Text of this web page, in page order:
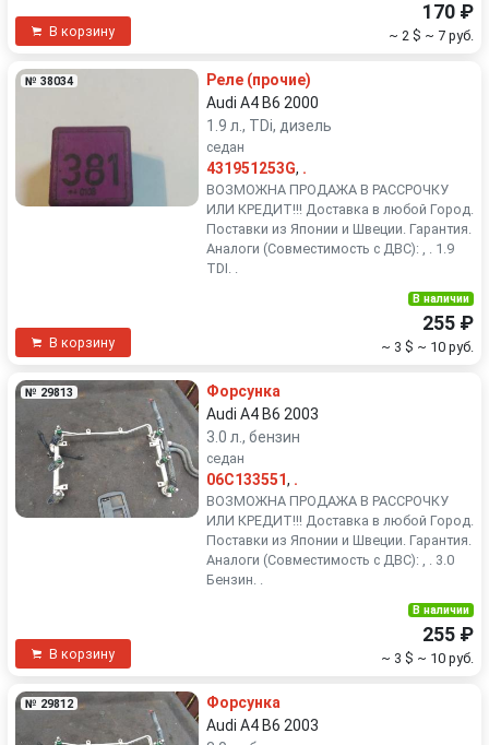
В корзину
170 ₽
~ 2 $ ~ 7 руб.
№ 38034
Реле (прочие)
Audi A4 B6 2000
1.9 л., TDi, дизель
седан
431951253G, .
ВОЗМОЖНА ПРОДАЖА В РАССРОЧКУ
ИЛИ КРЕДИТ!!! Доставка в любой Город.
Поставки из Японии и Швеции. Гарантия.
Аналоги (Совместимость с ДВС): , . 1.9
TDI. .
В корзину
В наличии
255 ₽
~ 3 $ ~ 10 руб.
№ 29813
Форсунка
Audi A4 B6 2003
3.0 л., бензин
седан
06C133551, .
ВОЗМОЖНА ПРОДАЖА В РАССРОЧКУ
ИЛИ КРЕДИТ!!! Доставка в любой Город.
Поставки из Японии и Швеции. Гарантия.
Аналоги (Совместимость с ДВС): , . 3.0
Бензин. .
В корзину
В наличии
255 ₽
~ 3 $ ~ 10 руб.
№ 29812
Форсунка
Audi A4 B6 2003